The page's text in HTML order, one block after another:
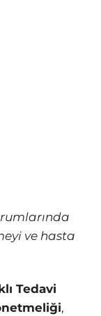
ve hasta
Tedavi
,